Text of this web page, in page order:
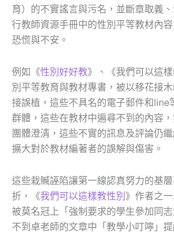
育）的不實謠言與污名，並斷章取義
行教師資源手冊中的性別平等教材內
恐慌與不安。
例如《性別好好教》、《我們可以這
別平等教育與教材專書，被以移花接
接誤植，這些不具名的電子郵件和line
群體，這些在教材中遍尋不到的內容
團體澄清，這些不實的訊息及評論仍
擴大對於教材編著者的誤解與傷害。
這些栽贓誣陷讓第一線認真努力的基
折，《我們可以這樣教性別》作者之一
被莫名冠上「強制要求的學生參加同
不到卓老師的文章中「教學小叮嚀」